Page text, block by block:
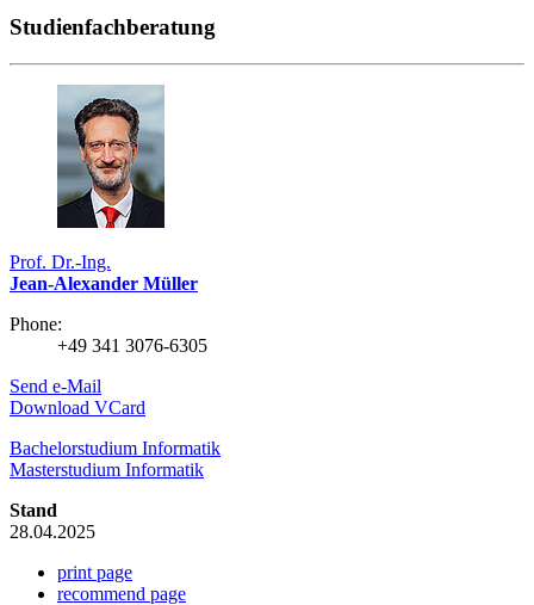
Studienfachberatung
Prof. Dr.-Ing.
Jean-Alexander Müller
Phone:
+49 341 3076-6305
Send e-Mail
Download VCard
Bachelorstudium Informatik
Masterstudium Informatik
Stand
28.04.2025
print page
recommend page